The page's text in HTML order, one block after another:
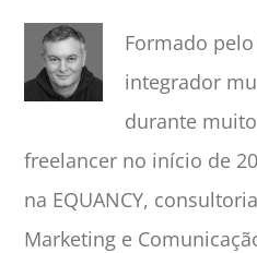
Formado pelo
integrador
durante
freelancer no início de
na EQUANCY,
Marketing e